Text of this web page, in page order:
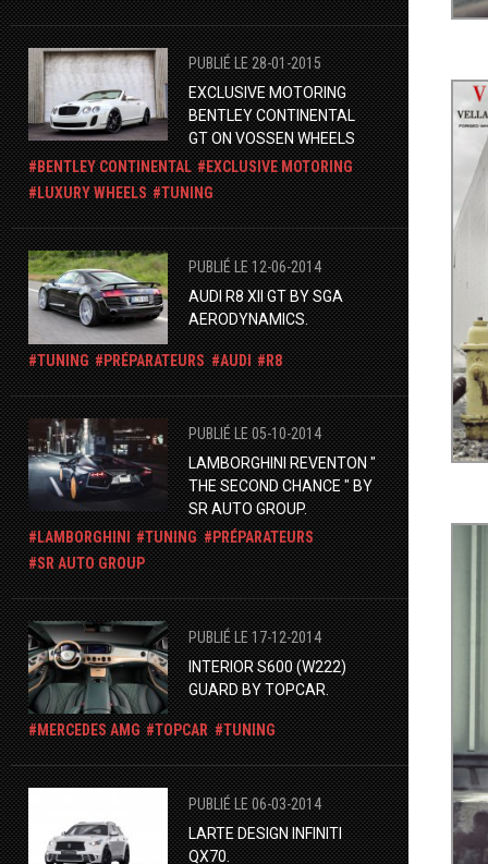
PUBLIÉ LE 28-01-2015
EXCLUSIVE MOTORING
BENTLEY CONTINENTAL
GT ON VOSSEN WHEELS
BENTLEY CONTINENTAL
EXCLUSIVE MOTORING
LUXURY WHEELS
TUNING
PUBLIÉ LE 12-06-2014
AUDI R8 XII GT BY SGA
AERODYNAMICS.
TUNING PRÉPARATEURS AUDI R8
PUBLIÉ LE 05-10-2014
LAMBORGHINI REVENTON "
THE SECOND CHANCE " BY
SR AUTO GROUP.
LAMBORGHINI
TUNING
PRÉPARATEURS
SR AUTO GROUP
PUBLIÉ LE 17-12-2014
INTERIOR S600 (W222)
GUARD BY TOPCAR.
MERCEDES AMG TOPCAR TUNING
PUBLIÉ LE 06-03-2014
LARTE DESIGN INFINITI
QX70.